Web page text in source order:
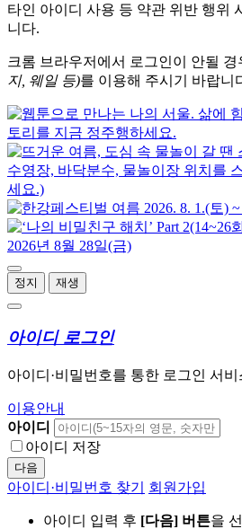
타인 아이디 사용 등 약관 위반 행위
니다.
크롬 브라우저에서 로그인이 안될 경
지, 웨일 등)를 이용해 주시기 바랍니
정지 재생
아이디 로그인
아이디·비밀번호를 통한 로그인 서
이용안내
아이디
아이디 저장
다음
아이디·비밀번호 찾기 회원가입
아이디 입력 후 [다음] 버튼을